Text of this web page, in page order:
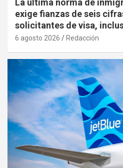
La última norma de
exige fianzas de seis
solicitantes de visa,
6 agosto 2026 Redacción